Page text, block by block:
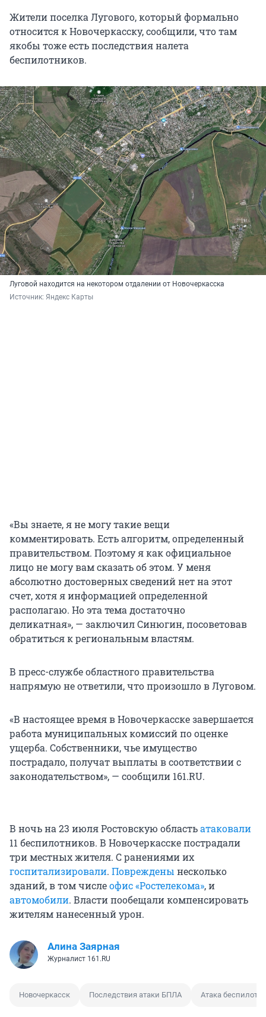
Жители поселка Лугового, который формально
относится к Новочеркасску, сообщили, что там
якобы тоже есть последствия налета
беспилотников.
Луговой находится на некотором отдалении от Новочеркасска
Источник: Яндекс Карты
«Вы знаете, я не могу такие вещи
комментировать. Есть алгоритм, определенный
правительством. Поэтому я как официальное
лицо не могу вам сказать об этом. У меня
абсолютно достоверных сведений нет на этот
счет, хотя я информацией определенной
располагаю. Но эта тема достаточно
деликатная», — заключил Синюгин, посоветовав
обратиться к региональным властям.
В пресс-службе областного правительства
напрямую не ответили, что произошло в Луговом.
«В настоящее время в Новочеркасске завершается
работа муниципальных комиссий по оценке
ущерба. Собственники, чье имущество
пострадало, получат выплаты в соответствии с
законодательством», — сообщили 161.RU.
В ночь на 23 июля Ростовскую областьатаковали
11 беспилотников. В Новочеркасске пострадали
три местных жителя. С ранениями их
госпитализировали. Повреждены несколько
зданий, в том числеофис «Ростелекома», и
автомобили. Власти пообещали компенсировать
жителям нанесенный урон.
Алина Заярная
Журналист 161.RU
Новочеркасск Последствия атаки БПЛА Атака